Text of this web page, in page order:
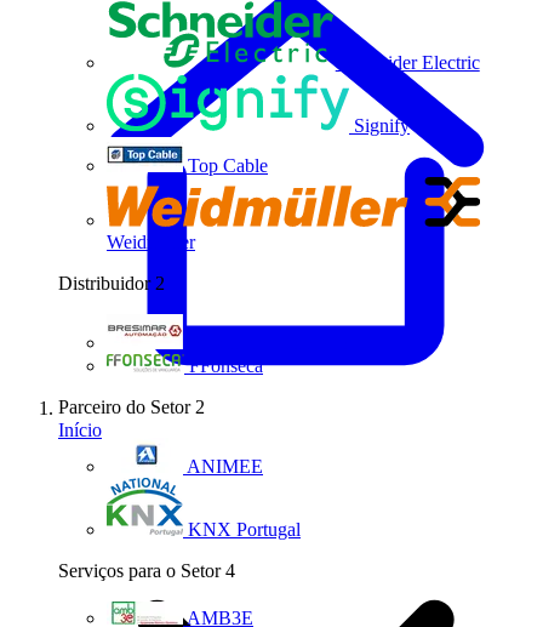
Schneider Electric
Signify
Top Cable
Weidmüller
Distribuidor 2
FFonseca
Parceiro do Setor 2
ANIMEE
KNX Portugal
Serviços para o Setor 4
AMB3E
Início